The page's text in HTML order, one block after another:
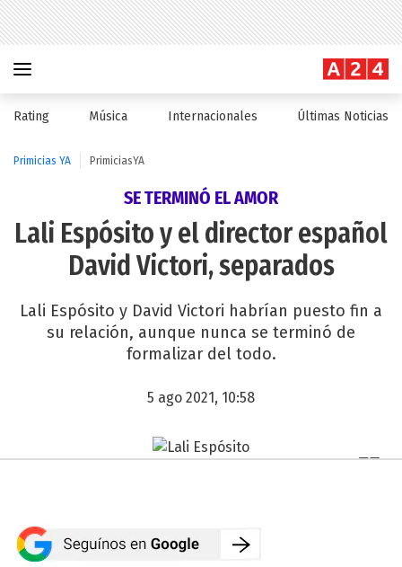
Rating Música Internacionales Últimas Noticias
Primicias YA PrimiciasYA
SE TERMINÓ EL AMOR
Lali Espósito y el director español
David Victori, separados
Lali Espósito y David Victori habrían puesto fin a
su relación, aunque nunca se terminó de
formalizar del todo.
5 ago 2021, 10:58